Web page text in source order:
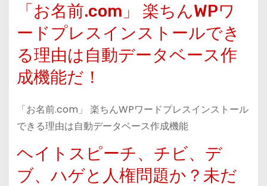
「お名前.com」 楽ちんWPワ
ードプレスインストールでき
る理由は自動データベース作
成機能だ！
「お名前.com」 楽ちんWPワードプレスインストール
できる理由は自動データベース作成機能
ヘイトスピーチ、チビ、デ
ブ、ハゲと人権問題か？未だ